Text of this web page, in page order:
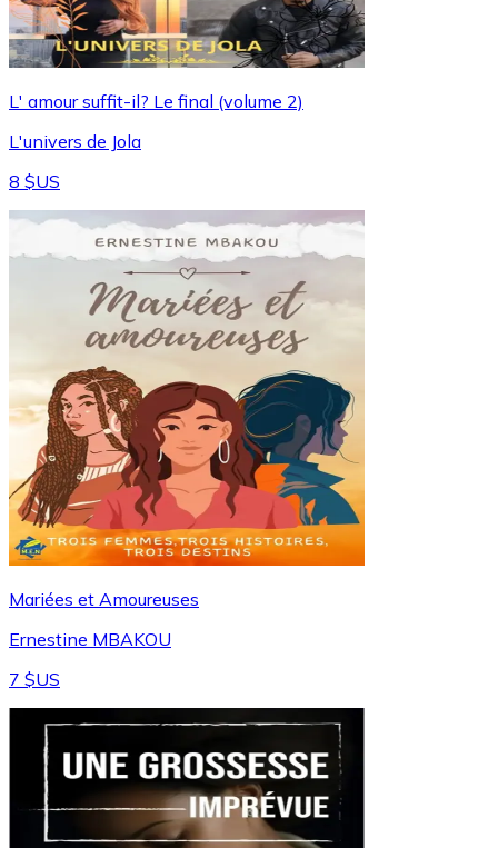
L' amour suffit-il? Le final (volume 2)
L'univers de Jola
8 $US
Mariées et Amoureuses
Ernestine MBAKOU
7 $US